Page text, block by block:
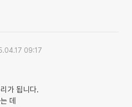
09:17
가 됩니다.
데